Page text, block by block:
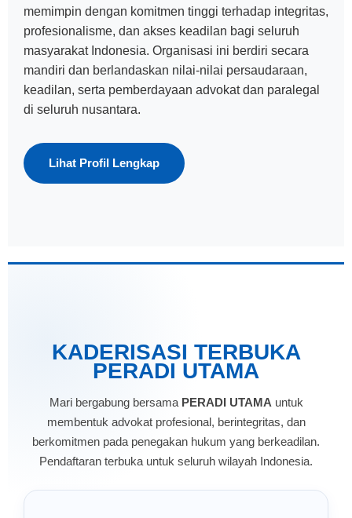
memimpin dengan komitmen tinggi terhadap integritas,
profesionalisme, dan akses keadilan bagi seluruh
masyarakat Indonesia. Organisasi ini berdiri secara
mandiri dan berlandaskan nilai-nilai persaudaraan,
keadilan, serta pemberdayaan advokat dan paralegal
di seluruh nusantara.
Lihat Profil Lengkap
KADERISASI TERBUKA
PERADI UTAMA
Mari bergabung bersama PERADI UTAMA untuk
membentuk advokat profesional, berintegritas, dan
berkomitmen pada penegakan hukum yang berkeadilan.
Pendaftaran terbuka untuk seluruh wilayah Indonesia.